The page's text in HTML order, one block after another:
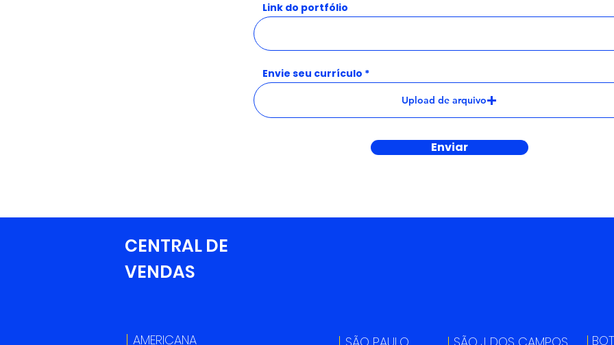
Link do portfólio
Envie seu currículo
Upload de arquivo
Enviar
CENTRAL DE
VENDAS
AMERICANA